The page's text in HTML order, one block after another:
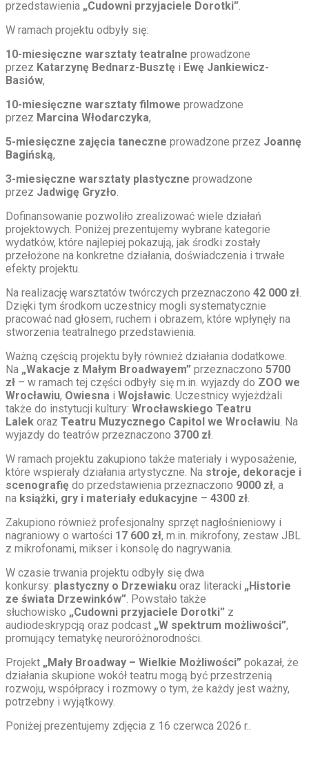
przedstawienia „Cudowni przyjaciele Dorotki”.
W ramach projektu odbyły się:
10-miesięczne warsztaty teatralne prowadzone
przez Katarzynę Bednarz-Busztę i Ewę Jankiewicz-
Basiów,
10-miesięczne warsztaty filmowe prowadzone
przez Marcina Włodarczyka,
5-miesięczne zajęcia taneczne prowadzone przez Joannę
Bagińską,
3-miesięczne warsztaty plastyczne prowadzone
przez Jadwigę Gryzło.
Dofinansowanie pozwoliło zrealizować wiele działań
projektowych. Poniżej prezentujemy wybrane kategorie
wydatków, które najlepiej pokazują, jak środki zostały
przełożone na konkretne działania, doświadczenia i trwałe
efekty projektu.
Na realizację warsztatów twórczych przeznaczono 42 000 zł.
Dzięki tym środkom uczestnicy mogli systematycznie
pracować nad głosem, ruchem i obrazem, które wpłynęły na
stworzenia teatralnego przedstawienia.
Ważną częścią projektu były również działania dodatkowe.
Na „Wakacje z Małym Broadwayem” przeznaczono 5700
zł – w ramach tej części odbyły się m.in. wyjazdy do ZOO we
Wrocławiu, Owiesna i Wojsławic. Uczestnicy wyjeżdżali
także do instytucji kultury: Wrocławskiego Teatru
Lalek oraz Teatru Muzycznego Capitol we Wrocławiu. Na
wyjazdy do teatrów przeznaczono 3700 zł.
W ramach projektu zakupiono także materiały i wyposażenie,
które wspierały działania artystyczne. Na stroje, dekoracje i
scenografię do przedstawienia przeznaczono 9000 zł, a
na książki, gry i materiały edukacyjne – 4300 zł.
Zakupiono również profesjonalny sprzęt nagłośnieniowy i
nagraniowy o wartości 17 600 zł, m.in. mikrofony, zestaw JBL
z mikrofonami, mikser i konsolę do nagrywania.
W czasie trwania projektu odbyły się dwa
konkursy: plastyczny o Drzewiaku oraz literacki „Historie
ze świata Drzewinków”. Powstało także
słuchowisko „Cudowni przyjaciele Dorotki” z
audiodeskrypcją oraz podcast „W spektrum możliwości”,
promujący tematykę neuroróżnorodności.
Projekt „Mały Broadway – Wielkie Możliwości” pokazał, że
działania skupione wokół teatru mogą być przestrzenią
rozwoju, współpracy i rozmowy o tym, że każdy jest ważny,
potrzebny i wyjątkowy.
Poniżej prezentujemy zdjęcia z 16 czerwca 2026 r..